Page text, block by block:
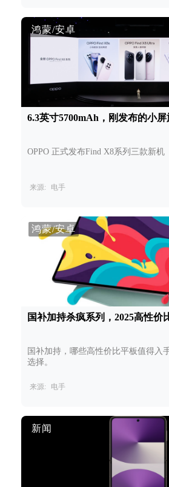
鸿蒙/安卓
6.3英寸5700mAh，刚发布的小
OPPO 正式发布Find X8系列三款新机
来源: 电手
鸿蒙/安卓
国补加持杀疯系列，2025高性价
国补加持，哪些高性价比平板值得入
选择。
来源: 电手
新闻